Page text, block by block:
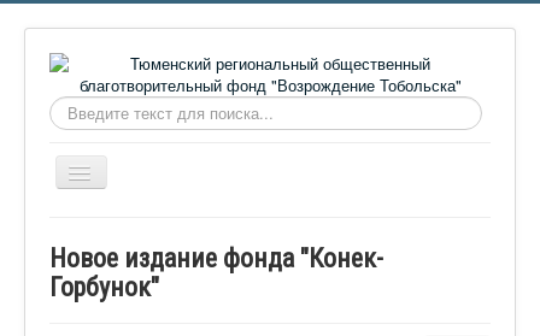
Искать...
Включить/
выключить
О фонде
Новое издание фонда "Конек-
Горбунок"